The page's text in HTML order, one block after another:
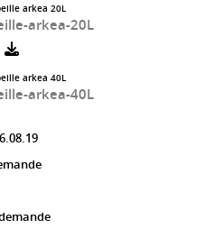
arkea 20L
arkea-20L
arkea 40L
arkea-40L